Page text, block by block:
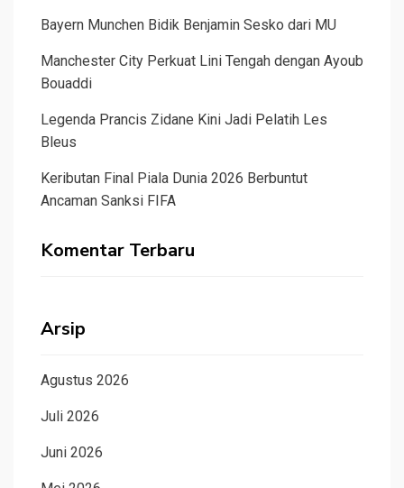
Bayern Munchen Bidik Benjamin Sesko dari MU
Manchester City Perkuat Lini Tengah dengan Ayoub
Bouaddi
Legenda Prancis Zidane Kini Jadi Pelatih Les
Bleus
Keributan Final Piala Dunia 2026 Berbuntut
Ancaman Sanksi FIFA
Komentar Terbaru
Arsip
Agustus 2026
Juli 2026
Juni 2026